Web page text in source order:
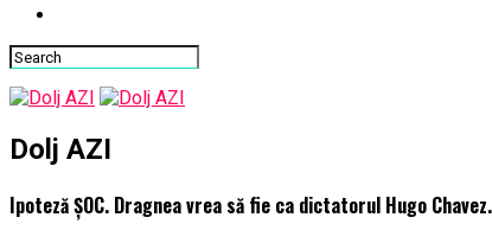
Dolj AZI
Ipoteză ȘOC. Dragnea vrea să fie ca dictatorul Hugo